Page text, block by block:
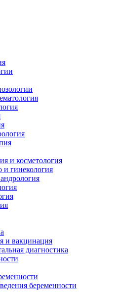
и косметология
и гинекология
и вакцинация
диагностика
беременности